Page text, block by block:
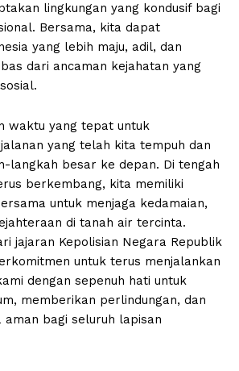
lingkungan yang kondusif bagi
Bersama, kita dapat
yang lebih maju, adil, dan
dari ancaman kejahatan yang
waktu yang tepat untuk
yang telah kita tempuh dan
langkah besar ke depan. Di tengah
berkembang, kita memiliki
untuk menjaga kedamaian,
di tanah air tercinta.
jajaran Kepolisian Negara Republik
untuk terus menjalankan
dengan sepenuh hati untuk
memberikan perlindungan, dan
bagi seluruh lapisan